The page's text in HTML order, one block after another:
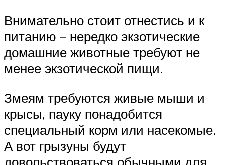
Внимательно стоит отнестись и к
питанию – нередко экзотические
домашние животные требуют не
менее экзотической пищи.
Змеям требуются живые мыши и
крысы, пауку понадобится
специальный корм или насекомые.
А вот грызуны будут
довольствоваться обычными для